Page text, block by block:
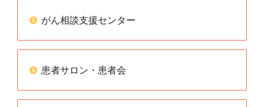
がん相談支援センター
患者サロン・患者会